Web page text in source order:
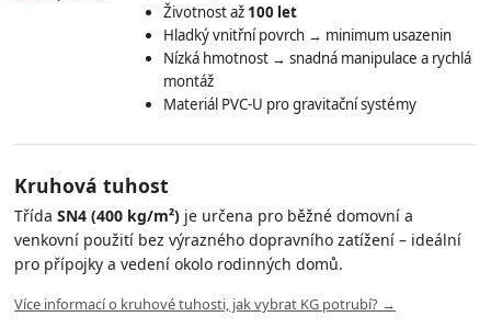
Životnost až 100 let
Hladký vnitřní povrch → minimum usazenin
Nízká hmotnost → snadná manipulace a rychlá
montáž
Materiál PVC-U pro gravitační systémy
Kruhová tuhost
TřídaSN4 (400 kg/m²) je určena pro běžné domovní a
venkovní použití bez výrazného dopravního zatížení – ideální
pro přípojky a vedení okolo rodinných domů.
Více informací o kruhové tuhosti, jak vybrat KG potrubí? →